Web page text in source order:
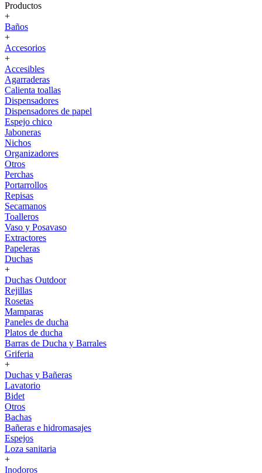
Productos
+
Baños
+
Accesorios
+
Accesibles
Agarraderas
Calienta toallas
Dispensadores
Dispensadores de papel
Espejo chico
Jaboneras
Nichos
Organizadores
Otros
Perchas
Portarrollos
Repisas
Secamanos
Toalleros
Vaso y Posavaso
Extractores
Papeleras
Duchas
+
Duchas Outdoor
Rejillas
Rosetas
Mamparas
Paneles de ducha
Platos de ducha
Barras de Ducha y Barrales
Griferia
+
Duchas y Bañeras
Lavatorio
Bidet
Otros
Bachas
Bañeras e hidromasajes
Espejos
Loza sanitaria
+
Inodoros